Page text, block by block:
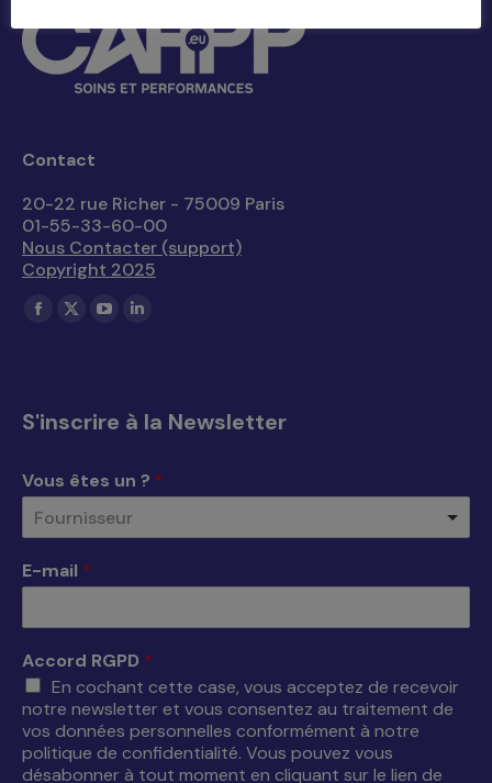
Contact
20-22 rue Richer - 75009 Paris
01-55-33-60-00
Nous Contacter (support)
Copyright 2025
Trouvez nous sur :
La
dans
nouvelle
fenêtre
La
dans
nouvelle
fenêtre
La
dans
nouvelle
fenêtre
La
dans
nouvelle
S'inscrire à la Newsletter
Vous êtes un ? *
Fournisseur
E-mail *
Accord RGPD *
En cochant cette case, vous acceptez de recevoir
notre newsletter et vous consentez au traitement de
vos données personnelles conformément à notre
politique de confidentialité. Vous pouvez vous
désabonner à tout moment en cliquant sur le lien de